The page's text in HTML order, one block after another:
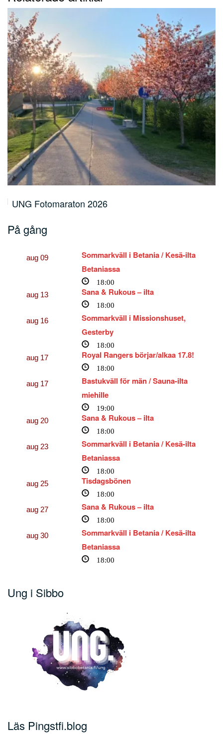
Volontär & medarbetarsamling 19.5
På gång
aug 09
Sommarkväll i Betania / Kesä-ilta
Betaniassa
18:00
aug 13 Sana & Rukous – ilta
18:00
aug 16
Sommarkväll i Missionshuset,
Gesterby
18:00
aug 17 Royal Rangers börjar/alkaa 17.8!
18:00
aug 17
Bastukväll för män / Sauna-ilta
miehille
19:00
aug 20 Sana & Rukous – ilta
18:00
aug 23
Sommarkväll i Betania / Kesä-ilta
Betaniassa
18:00
aug 25 Tisdagsbönen
18:00
aug 27 Sana & Rukous – ilta
18:00
aug 30
Sommarkväll i Betania / Kesä-ilta
Betaniassa
18:00
Ung i Sibbo
Läs Pingstfi.blog